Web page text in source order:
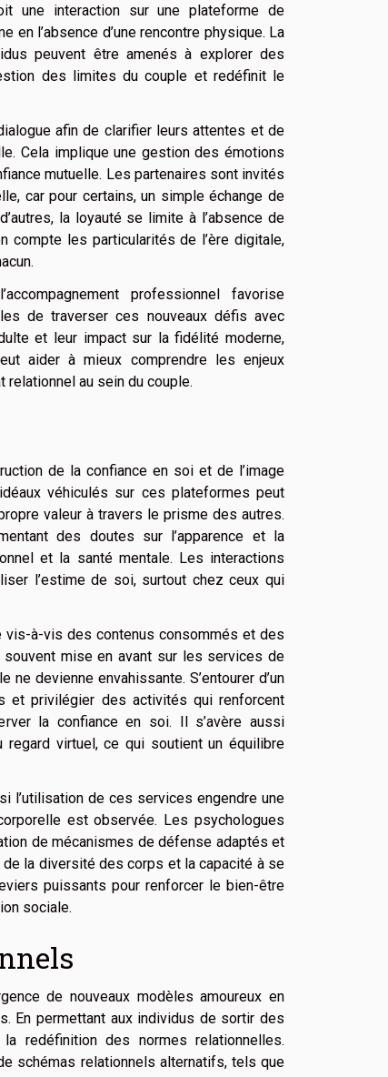
une interaction sur une plateforme de
en l’absence d’une rencontre physique. La
peuvent être amenés à explorer des
des limites du couple et redéfinit le
afin de clarifier leurs attentes et de
Cela implique une gestion des émotions
mutuelle. Les partenaires sont invités
car pour certains, un simple échange de
la loyauté se limite à l’absence de
compte les particularités de l’ère digitale,
professionnel favorise
de traverser ces nouveaux défis avec
et leur impact sur la fidélité moderne,
aider à mieux comprendre les enjeux
au sein du couple.
de la confiance en soi et de l’image
véhiculés sur ces plateformes peut
valeur à travers le prisme des autres.
des doutes sur l’apparence et la
et la santé mentale. Les interactions
l’estime de soi, surtout chez ceux qui
vis-à-vis des contenus consommés et des
souvent mise en avant sur les services de
devienne envahissante. S’entourer d’un
et privilégier des activités qui renforcent
la confiance en soi. Il s’avère aussi
virtuel, ce qui soutient un équilibre
l’utilisation de ces services engendre une
est observée. Les psychologues
de mécanismes de défense adaptés et
de la diversité des corps et la capacité à se
puissants pour renforcer le bien-être
sociale.
de nouveaux modèles amoureux en
En permettant aux individus de sortir des
redéfinition des normes relationnelles.
schémas relationnels alternatifs, tels que